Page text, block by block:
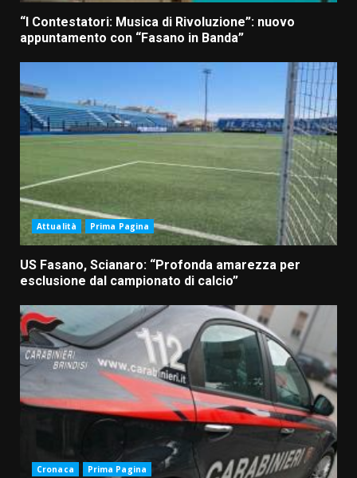
“I Contestatori: Musica di Rivoluzione”: nuovo
appuntamento con “Fasano in Banda”
Attualità Prima Pagina
US Fasano, Scianaro: “Profonda amarezza per
esclusione dal campionato di calcio”
Cronaca Prima Pagina